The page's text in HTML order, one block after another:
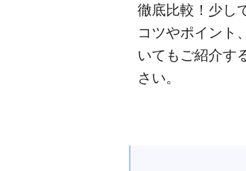
徹底比較！少し
コツやポイント
いてもご紹介す
さい。